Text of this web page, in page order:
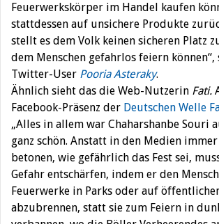
Feuerwerkskörper im Handel kaufen
stattdessen auf unsichere Produkte
stellt es dem Volk keinen sicheren Platz
dem Menschen gefahrlos feiern
Twitter-User Pooria Asteraky.
Ähnlich sieht das die Web-Nutzerin Fati.
Facebook-Präsenz der Deutschen Welle
„Alles in allem war Chaharshanbe Souri
ganz schön. Anstatt in den Medien
betonen, wie gefährlich das Fest sei,
Gefahr entschärfen, indem er den
Feuerwerke in Parks oder auf
abzubrennen, statt sie zum Feiern in